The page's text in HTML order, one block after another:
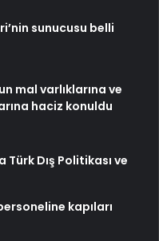
sunucusu belli
mal varlıklarına ve
haciz konuldu
Türk Dış Politikası ve
kapıları